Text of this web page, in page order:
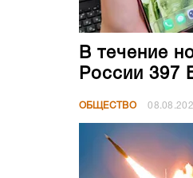
В течение
России 397
ОБЩЕСТВО